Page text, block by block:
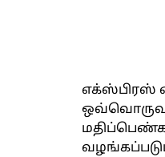
எக்ஸ்பிரஸ்